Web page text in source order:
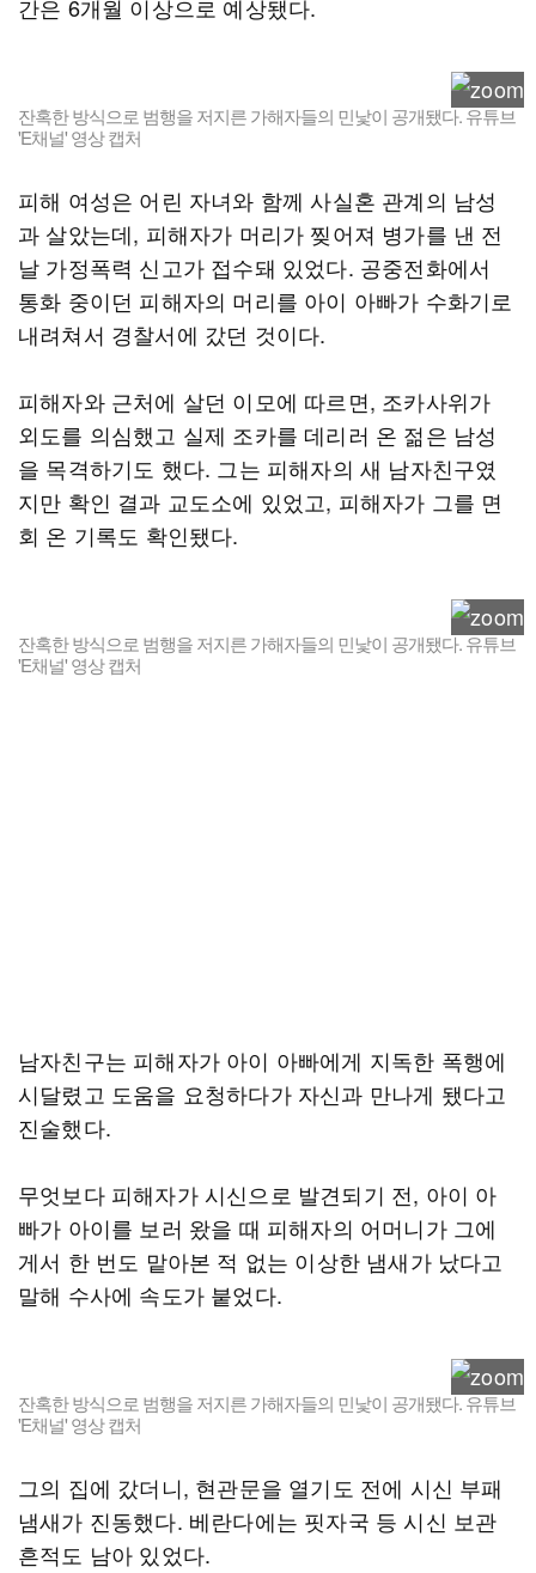
간은 6개월 이상으로 예상됐다.
잔혹한 방식으로 범행을 저지른 가해자들의 민낯이 공개됐다. 유튜브
'E채널' 영상 캡처
피해 여성은 어린 자녀와 함께 사실혼 관계의 남성
과 살았는데, 피해자가 머리가 찢어져 병가를 낸 전
날 가정폭력 신고가 접수돼 있었다. 공중전화에서
통화 중이던 피해자의 머리를 아이 아빠가 수화기로
내려쳐서 경찰서에 갔던 것이다.
피해자와 근처에 살던 이모에 따르면, 조카사위가
외도를 의심했고 실제 조카를 데리러 온 젊은 남성
을 목격하기도 했다. 그는 피해자의 새 남자친구였
지만 확인 결과 교도소에 있었고, 피해자가 그를 면
회 온 기록도 확인됐다.
잔혹한 방식으로 범행을 저지른 가해자들의 민낯이 공개됐다. 유튜브
'E채널' 영상 캡처
남자친구는 피해자가 아이 아빠에게 지독한 폭행에
시달렸고 도움을 요청하다가 자신과 만나게 됐다고
진술했다.
무엇보다 피해자가 시신으로 발견되기 전, 아이 아
빠가 아이를 보러 왔을 때 피해자의 어머니가 그에
게서 한 번도 맡아본 적 없는 이상한 냄새가 났다고
말해 수사에 속도가 붙었다.
잔혹한 방식으로 범행을 저지른 가해자들의 민낯이 공개됐다. 유튜브
'E채널' 영상 캡처
그의 집에 갔더니, 현관문을 열기도 전에 시신 부패
냄새가 진동했다. 베란다에는 핏자국 등 시신 보관
흔적도 남아 있었다.